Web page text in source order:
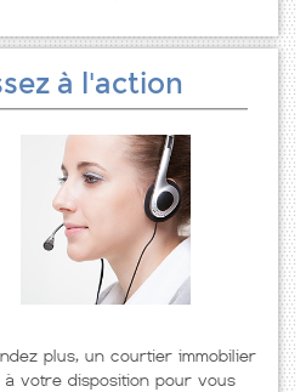
à l'action
plus, un courtier immobilier
à votre disposition pour vous